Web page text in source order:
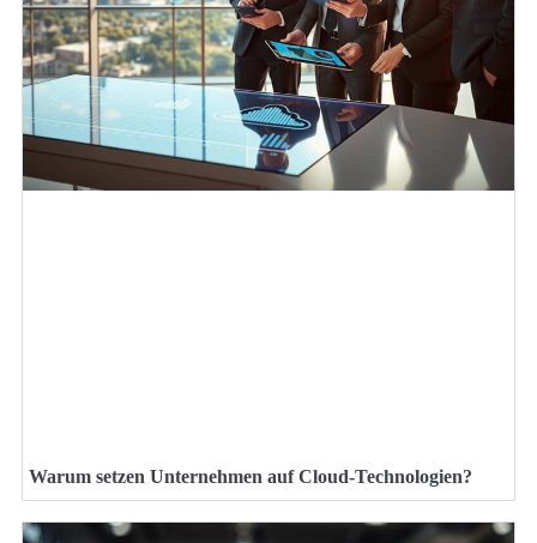
Warum setzen Unternehmen auf Cloud-Technologien?